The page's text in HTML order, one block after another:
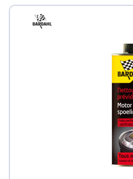
Neuf